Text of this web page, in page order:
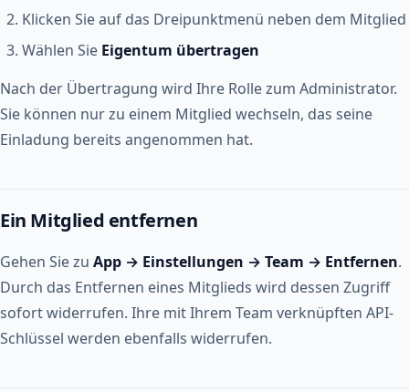
Klicken Sie auf das Dreipunktmenü neben dem Mitglied
Wählen Sie Eigentum übertragen
Nach der Übertragung wird Ihre Rolle zum Administrator.
Sie können nur zu einem Mitglied wechseln, das seine
Einladung bereits angenommen hat.
Ein Mitglied entfernen
Gehen Sie zu App → Einstellungen → Team → Entfernen.
Durch das Entfernen eines Mitglieds wird dessen Zugriff
sofort widerrufen. Ihre mit Ihrem Team verknüpften API-
Schlüssel werden ebenfalls widerrufen.